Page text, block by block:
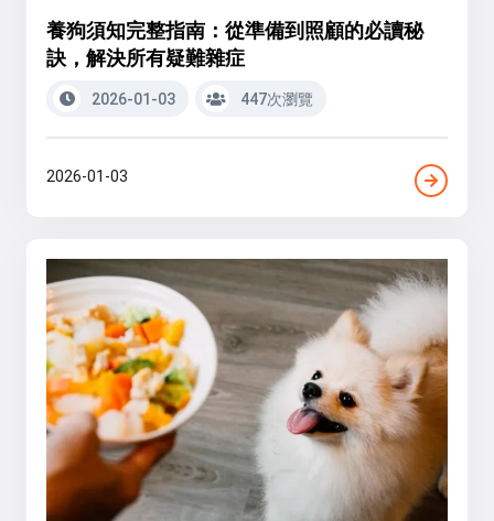
養狗須知完整指南：從準備到照顧的必讀秘
訣，解決所有疑難雜症
2026-01-03 447次瀏覽
2026-01-03